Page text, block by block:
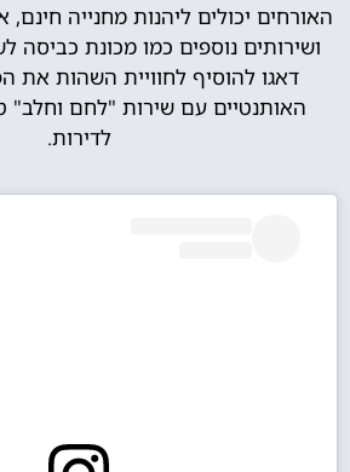
האורחים יכולים ליהנות מחנייה חינם,
ושירותים נוספים כמו מכונת כביסה
דאגו להוסיף לחוויית השהות את
האותנטיים עם שירות "לחם וחלב"
לדירות.